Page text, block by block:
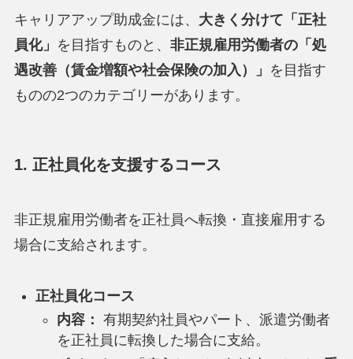
キャリアアップ助成金には、 大きく分けて「正社
員化」 を目指すものと、 非正規雇用労働者の「処
遇改善（賃金増額や社会保険の加入）」 を目指す
ものの2つのカテゴリーがあります。
1. 正社員化を支援するコース
非正規雇用労働者を正社員へ転換・直接雇用する
場合に支給されます。
正社員化コース
内容： 有期契約社員やパート、派遣労働者
を正社員に転換した場合に支給。